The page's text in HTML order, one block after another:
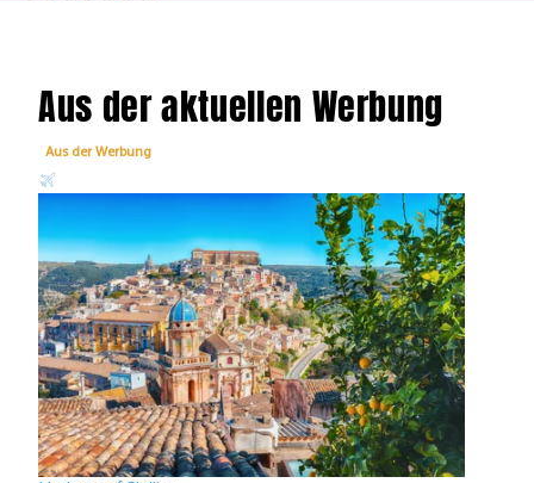
Aus der aktuellen Werbung
Aus der Werbung